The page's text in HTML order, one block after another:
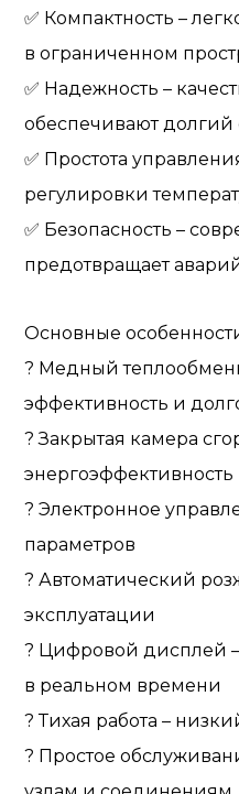
✅ Компактность –
в ограниченном
✅ Надежность –
обеспечивают долгий
✅ Простота
регулировки
✅ Безопасность –
предотвращает
Основные
? Медный
эффективность и
? Закрытая камера
энергоэффективность
? Электронное
параметров
? Автоматический
эксплуатации
? Цифровой дисплей
в реальном времени
? Тихая работа –
? Простое